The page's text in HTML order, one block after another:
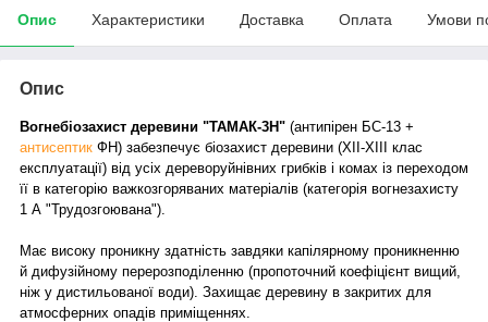
Опис Характеристики Доставка Оплата Умови
Опис
Вогнебіозахист деревини "ТАМАК-3Н" (антипірен БС-13 +
антисептик ФН) забезпечує біозахист деревини (XII-XIII клас
експлуатації) від усіх дереворуйнівних грибків і комах із переходом
її в категорію важкозгоряваних матеріалів (категорія вогнезахисту
1 А "Трудозгоювана").
Має високу проникну здатність завдяки капілярному проникненню
й дифузійному перерозподіленню (пропоточний коефіцієнт вищий,
ніж у дистильованої води). Захищає деревину в закритих для
атмосферних опадів приміщеннях.